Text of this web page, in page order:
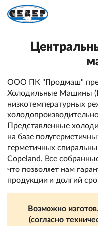
ООО ПК "Продмаш"
Холодильные Машины
низкотемпературных
Представленные
на базе
герметичных
Copeland. Все
что позволяет нам
продукции и долгий
Возможно
(согласно